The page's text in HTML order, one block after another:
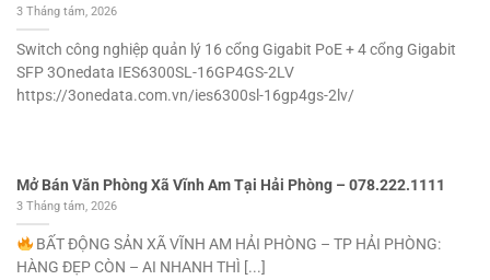
3 Tháng tám, 2026
Switch công nghiệp quản lý 16 cổng Gigabit PoE + 4 cổng Gigabit
SFP 3Onedata IES6300SL-16GP4GS-2LV
https://3onedata.com.vn/ies6300sl-16gp4gs-2lv/
Mở Bán Văn Phòng Xã Vĩnh Am Tại Hải Phòng – 078.222.1111
3 Tháng tám, 2026
BẤT ĐỘNG SẢN XÃ VĨNH AM HẢI PHÒNG – TP HẢI PHÒNG:
HÀNG ĐẸP CÒN – AI NHANH THÌ [...]